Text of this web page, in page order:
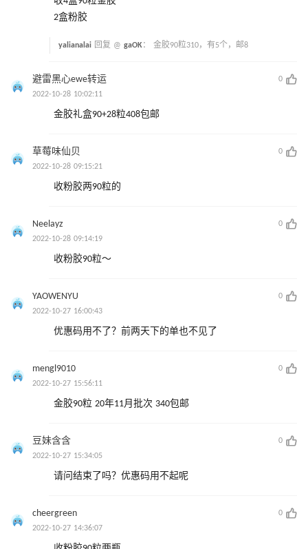
2盒粉胶
yalianalai 回复 @ gaOK： 金胶90粒310，有5个，邮8
避雷黑心ewe转运
0
2022-10-28 10:02:11
金胶礼盒90+28粒408包邮
草莓味仙贝
0
2022-10-28 09:15:21
收粉胶两90粒的
Neelayz
0
2022-10-28 09:14:19
收粉胶90粒～
YAOWENYU
0
2022-10-27 16:00:43
优惠码用不了？前两天下的单也不见了
mengl9010
0
2022-10-27 15:56:11
金胶90粒 20年11月批次 340包邮
豆妹含含
0
2022-10-27 15:34:05
请问结束了吗？优惠码用不起呢
cheergreen
0
2022-10-27 14:36:07